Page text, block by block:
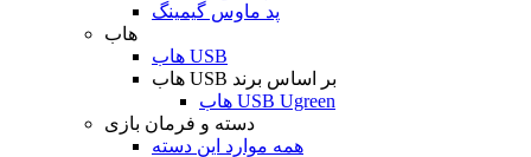
پد ماوس گیمینگ
هاب
هاب USB
هاب USB بر اساس برند
هاب USB Ugreen
دسته و فرمان بازی
همه موارد این دسته